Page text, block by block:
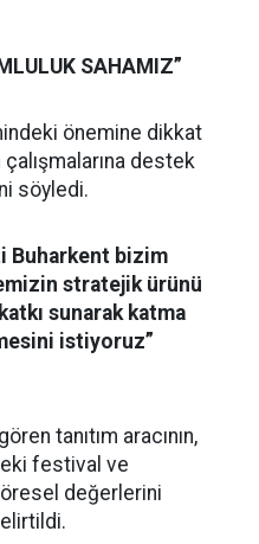
SAHAMIZ”
önemine dikkat
destek
söyledi.
Buharkent bizim
stratejik ürünü
sunarak katma
istiyoruz”
tanıtım aracının,
festival ve
değerlerini